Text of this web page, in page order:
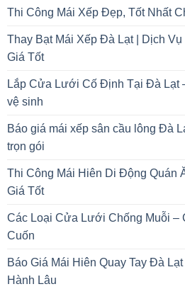
Thi Công Mái Xếp Đẹp, Tốt Nhất
Thay Bạt Mái Xếp Đà Lạt | Dịch
Giá Tốt
Lắp Cửa Lưới Cố Định Tại Đà Lạt
vệ sinh
Báo giá mái xếp sân cầu lông Đà
trọn gói
Thi Công Mái Hiên Di Động Quán
Giá Tốt
Các Loại Cửa Lưới Chống Muỗi –
Cuốn
Báo Giá Mái Hiên Quay Tay Đà
Hành Lâu